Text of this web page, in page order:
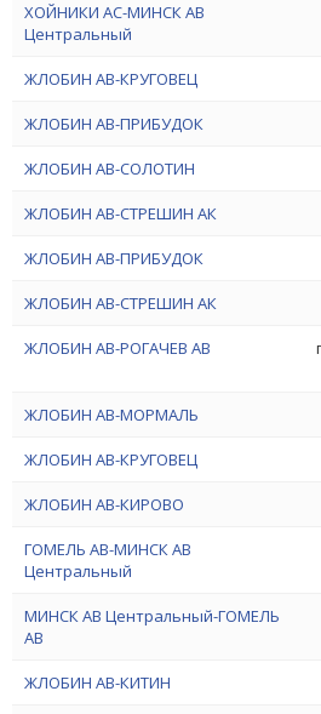
ХОЙНИКИ АС-МИНСК АВ
Центральный
ЖЛОБИН АВ-КРУГОВЕЦ
ЖЛОБИН АВ-ПРИБУДОК
ЖЛОБИН АВ-СОЛОТИН
ЖЛОБИН АВ-СТРЕШИН АК
ЖЛОБИН АВ-ПРИБУДОК
ЖЛОБИН АВ-СТРЕШИН АК
ЖЛОБИН АВ-РОГАЧЕВ АВ
ЖЛОБИН АВ-МОРМАЛЬ
ЖЛОБИН АВ-КРУГОВЕЦ
ЖЛОБИН АВ-КИРОВО
ГОМЕЛЬ АВ-МИНСК АВ
Центральный
МИНСК АВ Центральный-ГОМЕЛЬ
АВ
ЖЛОБИН АВ-КИТИН